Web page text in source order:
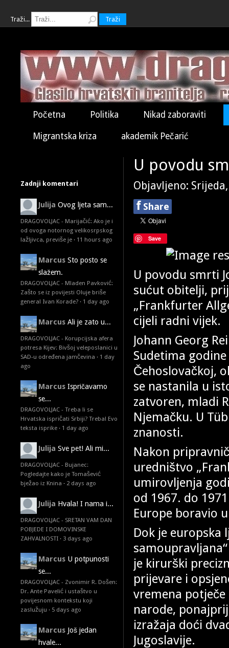
Traži... Traži
Početna Politika Nikad zaboraviti
Migrantska kriza akademik Pečarić
Zadnji komentari
Julija Ovog ljeta sam...
DRAGOVOLJAC - Marijačić: Ako je i
od ovoga notornog velikosrpskog
lažljivca, previše je · 11 hours ago
Marcus Sto posto se
slažem.
DRAGOVOLJAC - Mladen Pavković:
Zašto se iz povijesti Oluje briše
general Ivan Korade? · 1 day ago
Marcus Ali je zato u...
DRAGOVOLJAC - Korupcijska afera
potresa Kijev: Bivšoj veleposlanici u
SAD-u određena jamčevina · 1 day
ago
Marcus Ispričavamo
se...
DRAGOVOLJAC - Treba li se
Hrvatska ispričati Srbiji? Treba! Evo
teksta isprike · 1 day ago
Julija Sve pet! Ali mi...
DRAGOVOLJAC - Bujanec:
Pogledajte kako je Tomašević
bježao iz Knina · 2 days ago
Julija Hvala! I nama i...
DRAGOVOLJAC - SRETAN VAM DAN
POBJEDE I DOMOVINSKE
ZAHVALNOSTI · 3 days ago
Marcus U potpunosti
se...
DRAGOVOLJAC - Zvonimir R. Došen:
Dr. Ante Pavelić i ustaštvo u
povijesnom kontekstu koji
zaslužuju · 5 days ago
Marcus Još jedan
hvale...
U povodu
Objavljeno:
f Share
Save
U povodu smrti
sućut obitelji,
„Frankfurter
cijeli radni vijek.
Johann Georg
Sudetima
Čehoslovačkoj,
se nastanila u
zatvoren, mladi
Njemačku. U
znanosti.
Nakon
uredništvo
umirovljenja
od 1967. do
Europe boravio
Dok je europska
je kirurški
prijevare i
vremena
narode,
izražaja doći
Jugoslavije.